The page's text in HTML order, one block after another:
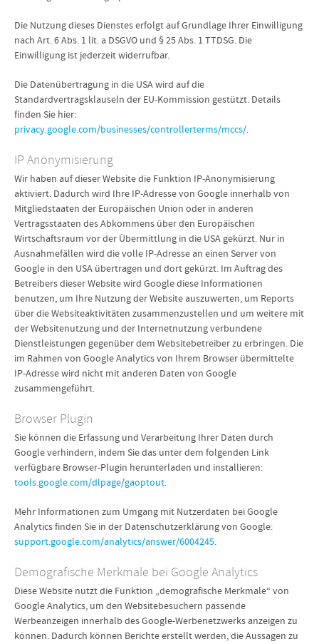
Die Nutzung dieses Dienstes erfolgt auf Grundlage Ihrer Einwilligung
nach Art. 6 Abs. 1 lit. a DSGVO und § 25 Abs. 1 TTDSG. Die
Einwilligung ist jederzeit widerrufbar.
Die Datenübertragung in die USA wird auf die
Standardvertragsklauseln der EU-Kommission gestützt. Details
finden Sie hier:
privacy.google.com/businesses/controllerterms/mccs/.
IP Anonymisierung
Wir haben auf dieser Website die Funktion IP-Anonymisierung
aktiviert. Dadurch wird Ihre IP-Adresse von Google innerhalb von
Mitgliedstaaten der Europäischen Union oder in anderen
Vertragsstaaten des Abkommens über den Europäischen
Wirtschaftsraum vor der Übermittlung in die USA gekürzt. Nur in
Ausnahmefällen wird die volle IP-Adresse an einen Server von
Google in den USA übertragen und dort gekürzt. Im Auftrag des
Betreibers dieser Website wird Google diese Informationen
benutzen, um Ihre Nutzung der Website auszuwerten, um Reports
über die Websiteaktivitäten zusammenzustellen und um weitere mit
der Websitenutzung und der Internetnutzung verbundene
Dienstleistungen gegenüber dem Websitebetreiber zu erbringen. Die
im Rahmen von Google Analytics von Ihrem Browser übermittelte
IP-Adresse wird nicht mit anderen Daten von Google
zusammengeführt.
Browser Plugin
Sie können die Erfassung und Verarbeitung Ihrer Daten durch
Google verhindern, indem Sie das unter dem folgenden Link
verfügbare Browser-Plugin herunterladen und installieren:
tools.google.com/dlpage/gaoptout.
Mehr Informationen zum Umgang mit Nutzerdaten bei Google
Analytics finden Sie in der Datenschutzerklärung von Google:
support.google.com/analytics/answer/6004245.
Demografische Merkmale bei Google Analytics
Diese Website nutzt die Funktion „demografische Merkmale“ von
Google Analytics, um den Websitebesuchern passende
Werbeanzeigen innerhalb des Google-Werbenetzwerks anzeigen zu
können. Dadurch können Berichte erstellt werden, die Aussagen zu